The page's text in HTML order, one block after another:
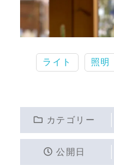
ライト 照明
カテゴリー
公開日